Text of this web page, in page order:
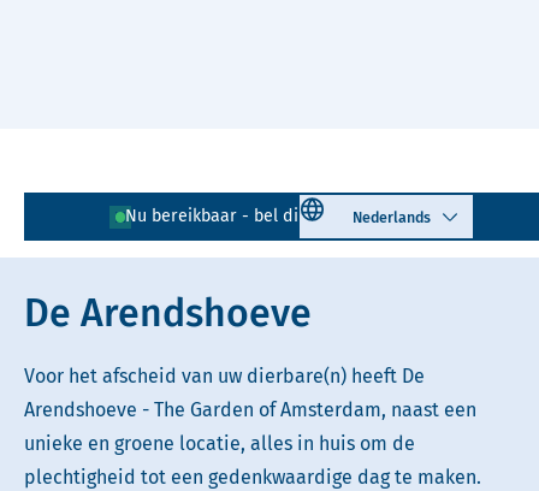
Nu bereikbaar - bel direct! 085 - 401 81 23
Select language
Lees voor Uitleg woorden
Simpele tekst
De Arendshoeve
Voor het afscheid van uw dierbare(n) heeft De
Arendshoeve - The Garden of Amsterdam, naast een
unieke en groene locatie, alles in huis om de
plechtigheid tot een gedenkwaardige dag te maken.